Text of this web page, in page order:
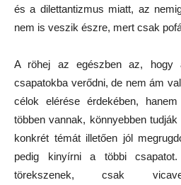
és a dilettantizmus miatt, az
nem is veszik észre, mert csak
A röhej az egészben az, hogy
csapatokba verődni, de nem ám
célok elérése érdekében,
többen vannak, könnyebben
konkrét témát illetően jól
pedig kinyírni a többi
törekszenek, csak